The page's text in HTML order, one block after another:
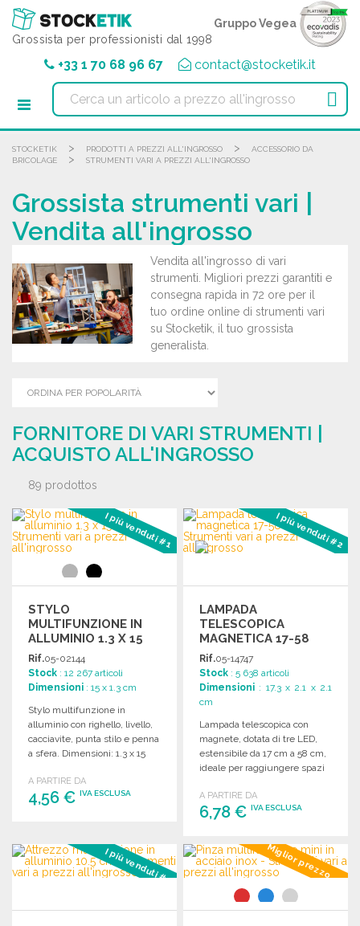
Grossista per professionisti dal 1998
Gruppo Vegea
+33 1 70 68 96 67 contact@stocketik.it

STOCKETIK > PRODOTTI A PREZZI ALL'INGROSSO >
ACCESSORIO DA
BRICOLAGE
> STRUMENTI VARI A PREZZI ALL'INGROSSO
Grossista strumenti vari |
Vendita all'ingrosso
Vendita all'ingrosso di vari
strumenti. Migliori prezzi garantiti e
consegna rapida in 72 ore per il
tuo ordine online di strumenti vari
su Stocketik, il tuo grossista
generalista.
FORNITORE DI VARI STRUMENTI |
ACQUISTO ALL'INGROSSO
89 prodottos
I più venduti #1
STYLO
MULTIFUNZIONE IN
ALLUMINIO 1.3 X 15
CM A PREZZI
ALL'INGROSSO
Rif.05-02144
Stock : 12 267 articoli
Dimensioni : 15 x 1.3 cm
Stylo multifunzione in
alluminio con righello, livello,
cacciavite, punta stilo e penna
a sfera. Dimensioni: 1.3 x 15
A PARTIRE DA
4,56 € IVA ESCLUSA
Richiedi un preventivo
I più venduti #2
LAMPADA
TELESCOPICA
MAGNETICA 17-58
CM
Rif.05-14747
Stock : 5 638 articoli
Dimensioni : 17.3 x 2.1 x 2.1
cm
Lampada telescopica con
magnete, dotata di tre LED,
estensibile da 17 cm a 58 cm,
ideale per raggiungere spazi
A PARTIRE DA
6,78 €IVA ESCLUSA
ORDINARE
Richiedi un preventivo
I più venduti #3 Miglior prezzo
Pannello di gestione dei cookies